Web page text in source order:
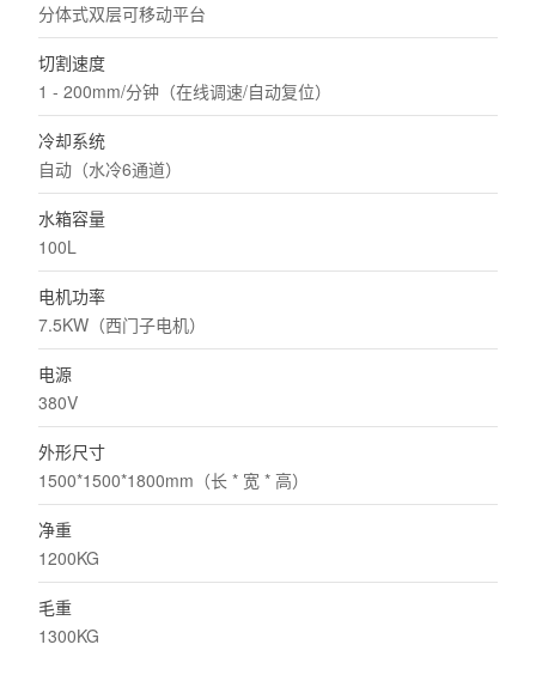
分体式双层可移动平台
切割速度
1 - 200mm/分钟（在线调速/自动复位）
冷却系统
自动（水冷6通道）
水箱容量
100L
电机功率
7.5KW（西门子电机）
电源
380V
外形尺寸
1500*1500*1800mm（长 * 宽 * 高）
净重
1200KG
毛重
1300KG